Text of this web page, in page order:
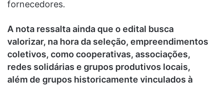
fornecedores.
A nota ressalta ainda que o edital busca
valorizar, na hora da seleção, empreendimentos
coletivos, como cooperativas, associações,
redes solidárias e grupos produtivos locais,
além de grupos historicamente vinculados à